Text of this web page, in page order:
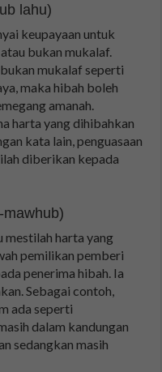
lahu)
keupayaan untuk
bukan mukalaf.
mukalaf seperti
maka hibah boleh
amanah.
harta yang dihibahkan
kata lain, penguasaan
diberikan kepada
mestilah harta yang
pemilikan pemberi
penerima hibah. Ia
Sebagai contoh,
ada seperti
dalam kandungan
sedangkan masih